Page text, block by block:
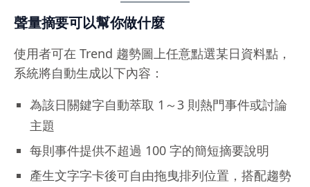
聲量摘要可以幫你做什麼
使用者可在 Trend 趨勢圖上任意點選某日資料點，
系統將自動生成以下內容：
為該日關鍵字自動萃取 1～3 則熱門事件或討論
主題
每則事件提供不超過 100 字的簡短摘要說明
產生文字字卡後可自由拖曳排列位置，搭配趨勢